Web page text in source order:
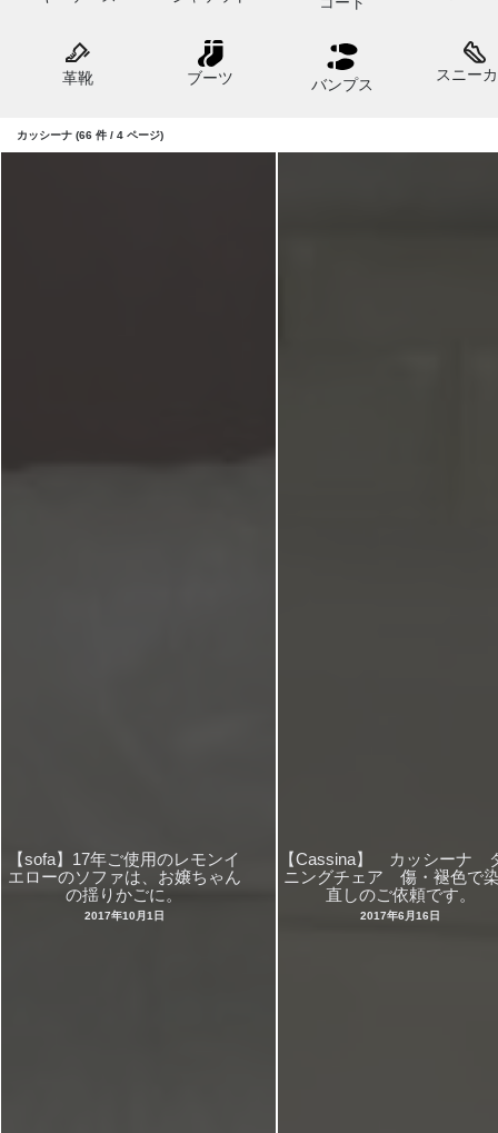
革靴 ブーツ バンプス
スニー
カッシーナ (66 件 / 4 ページ)
【sofa】17年ご使用のレモンイ
エローのソファは、お嬢ちゃん
の揺りかごに。
2017年10月1日
【Cassina】 カッシーナ
ニングチェア 傷・褪色で
直しのご依頼です。
2017年6月16日